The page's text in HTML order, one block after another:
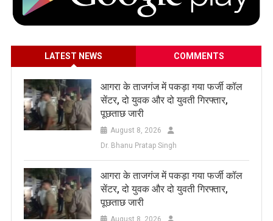
LATEST NEWS COMMENTS
आगरा के ताजगंज में पकड़ा गया फर्जी कॉल
सेंटर, दो युवक और दो युवती गिरफ्तार,
पूछताछ जारी
August 8, 2026
Dr. Bhanu Pratap Singh
आगरा के ताजगंज में पकड़ा गया फर्जी कॉल
सेंटर, दो युवक और दो युवती गिरफ्तार,
पूछताछ जारी